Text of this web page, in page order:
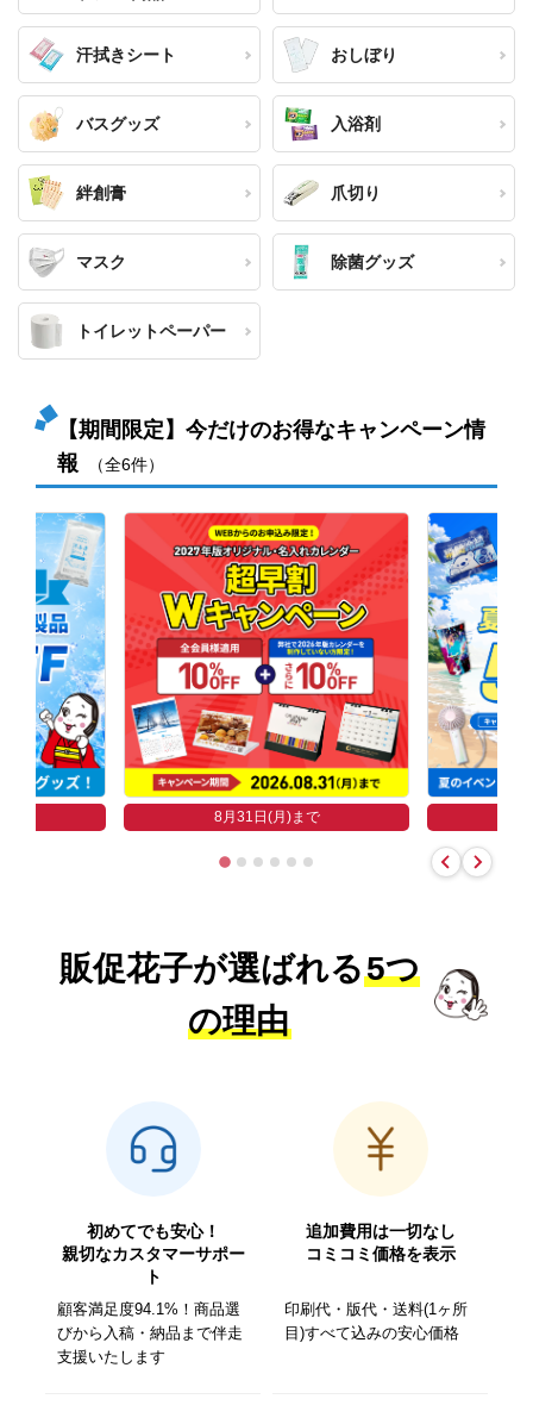
汗拭きシート おしぼり
バスグッズ 入浴剤
絆創膏 爪切り
マスク 除菌グッズ
トイレットペーパー
【期間限定】今だけのお得なキャンペーン情
報
（全6件）
8月31日(月)まで
販促花子が選ばれる5つ
の理由
初めてでも安心！
親切なカスタマーサポー
ト
顧客満足度94.1%！商品選
びから入稿・納品まで伴走
支援いたします
追加費用は一切なし
コミコミ価格を表示
印刷代・版代・送料(1ヶ所
目)すべて込みの安心価格